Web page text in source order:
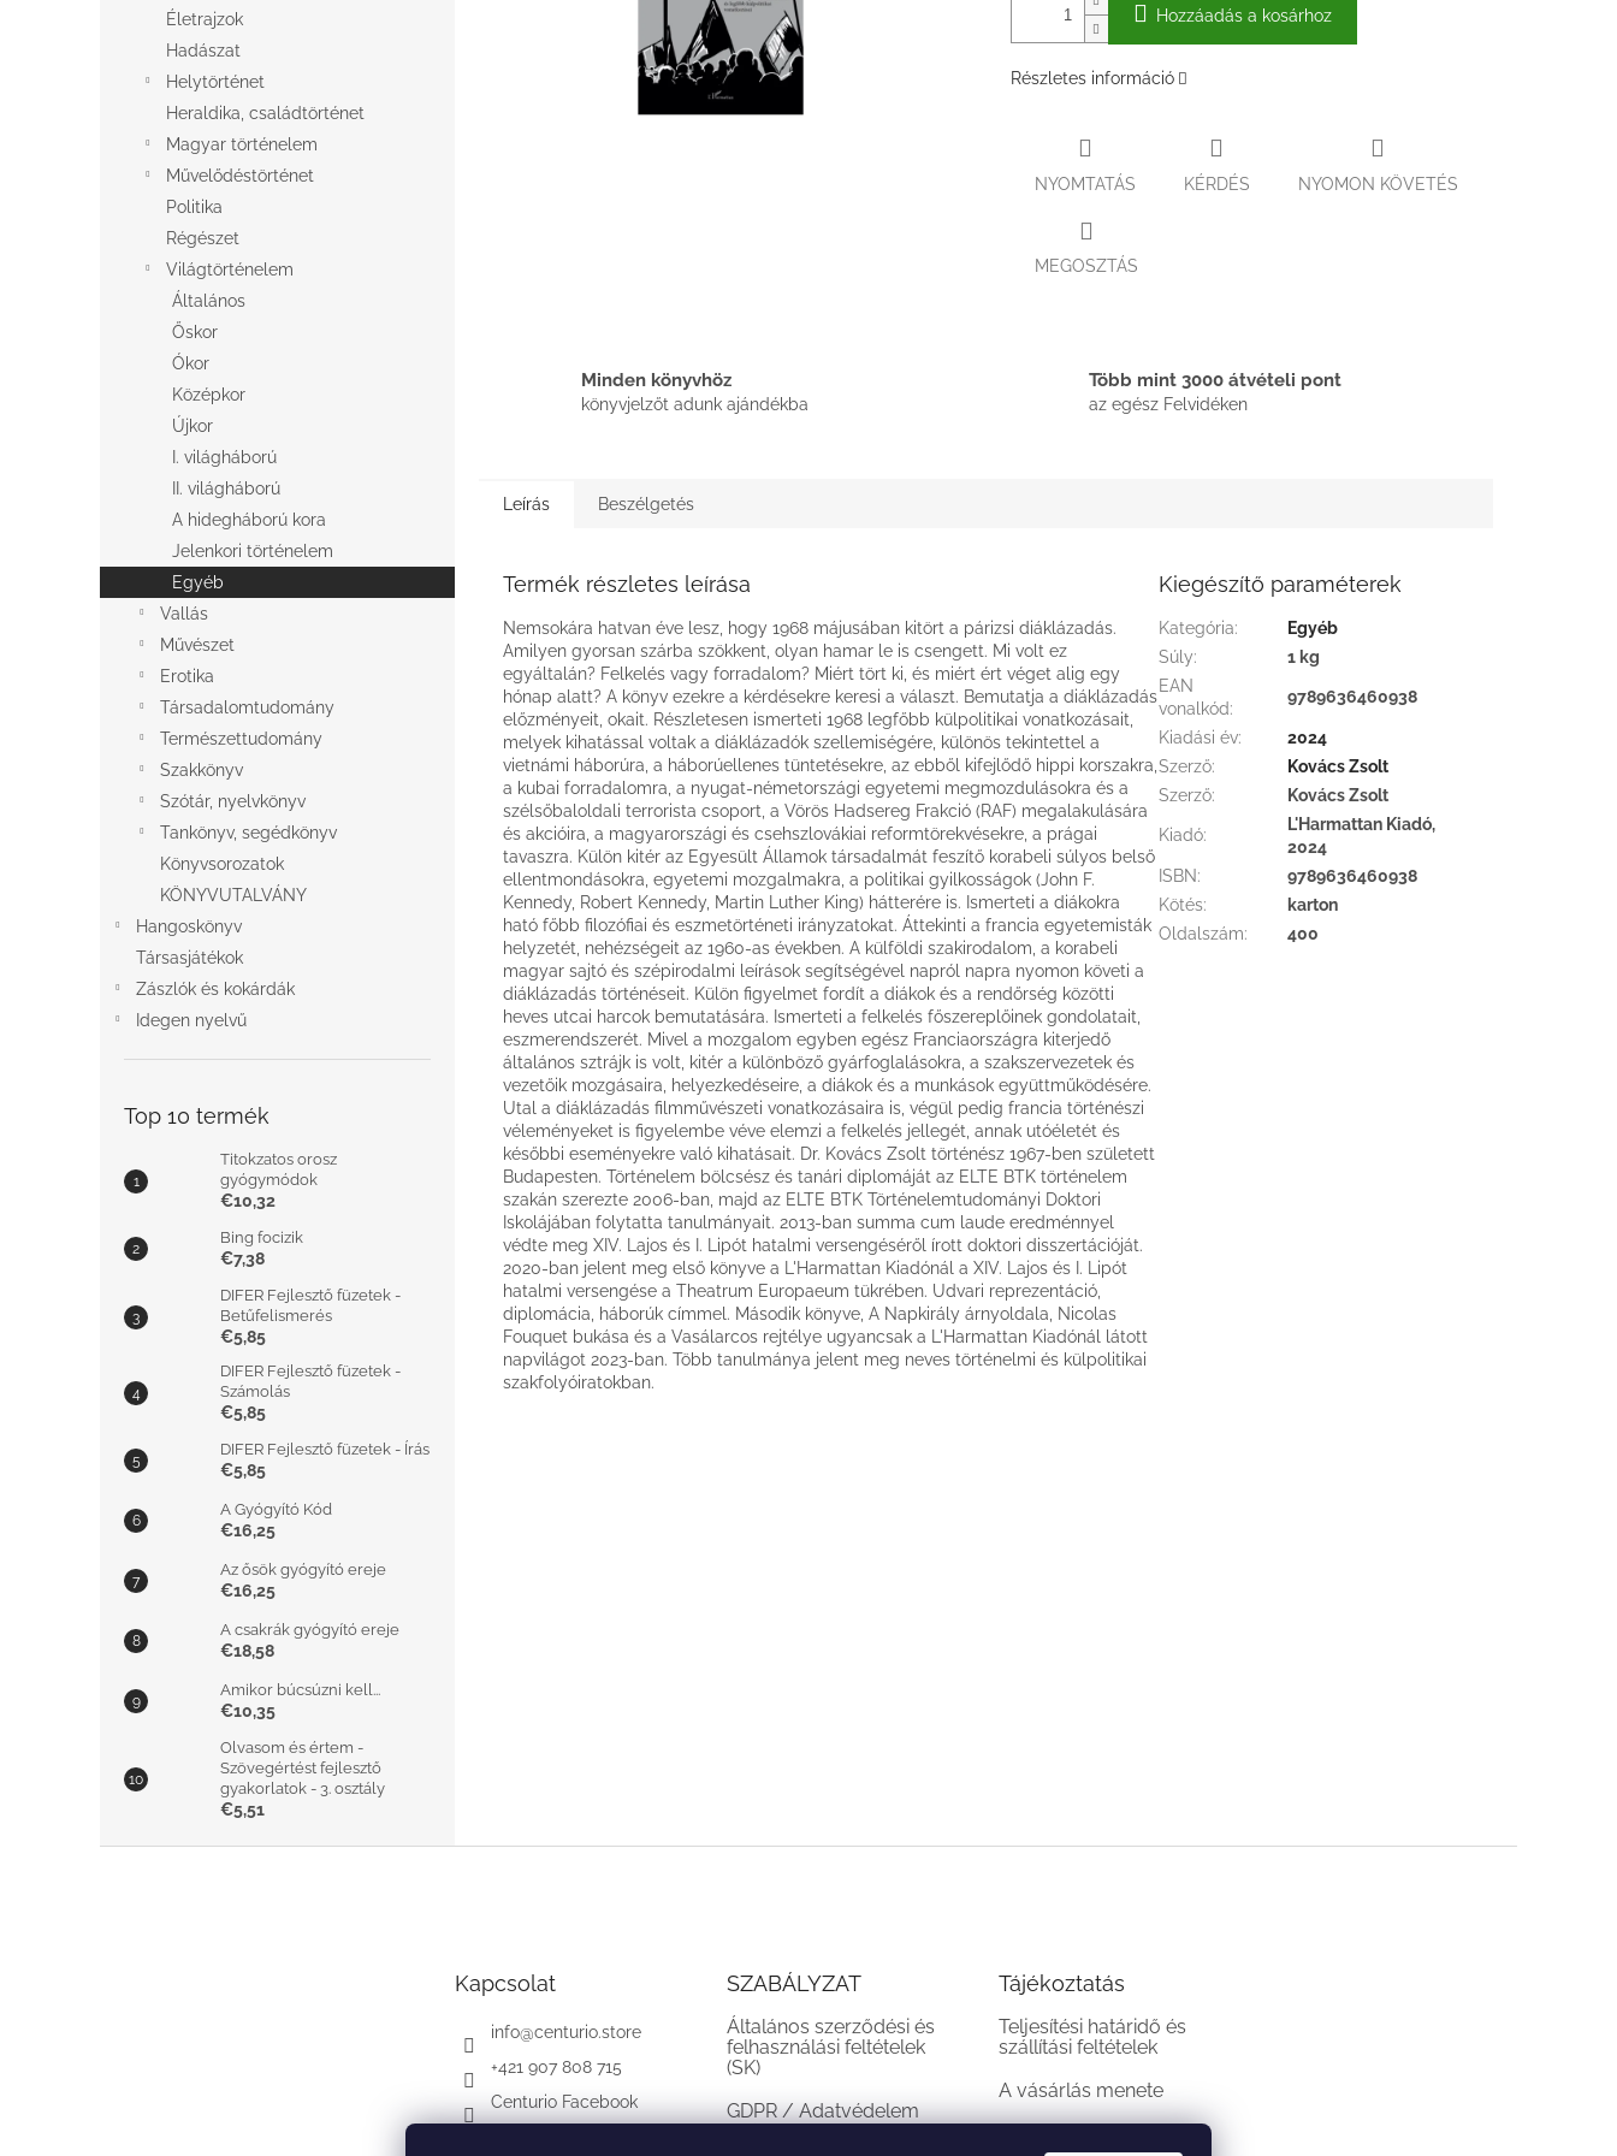
Életrajzok
Hadászat
Helytörténet
Heraldika, családtörténet
Magyar történelem
Művelődéstörténet
Politika
Régészet
Világtörténelem
Általános
Őskor
Ókor
Középkor
Újkor
I. világháború
II. világháború
A hidegháború kora
Jelenkori történelem
Egyéb
Vallás
Művészet
Erotika
Társadalomtudomány
Természettudomány
Szakkönyv
Szótár, nyelvkönyv
Tankönyv, segédkönyv
Könyvsorozatok
KÖNYVUTALVÁNY
Hangoskönyv
Társasjátékok
Zászlók és kokárdák
Idegen nyelvű
Top 10 termék
Titokzatos orosz
gyógymódok
€10,32
Bing focizik
€7,38
DIFER Fejlesztő füzetek -
Betűfelismerés
€5,85
DIFER Fejlesztő füzetek -
Számolás
€5,85
DIFER Fejlesztő füzetek - Írás
€5,85
A Gyógyító Kód
€16,25
Az ősök gyógyító ereje
€16,25
A csakrák gyógyító ereje
€18,58
Amikor búcsúzni kell...
€10,35
Olvasom és értem -
Szövegértést fejlesztő
gyakorlatok - 3. osztály
€5,51
Hozzáadás a kosárhoz
Részletes információ
NYOMTATÁS KÉRDÉS NYOMON KÖVETÉS
MEGOSZTÁS
Minden könyvhöz
könyvjelzőt adunk ajándékba
Több mint 3000 átvételi pont
az egész Felvidéken
Leírás Beszélgetés
Termék részletes leírása
Nemsokára hatvan éve lesz, hogy 1968 májusában kitört a párizsi diáklázadás.
Amilyen gyorsan szárba szökkent, olyan hamar le is csengett. Mi volt ez
egyáltalán? Felkelés vagy forradalom? Miért tört ki, és miért ért véget alig egy
hónap alatt? A könyv ezekre a kérdésekre keresi a választ. Bemutatja a diáklázadás
előzményeit, okait. Részletesen ismerteti 1968 legfőbb külpolitikai vonatkozásait,
melyek kihatással voltak a diáklázadók szellemiségére, különös tekintettel a
vietnámi háborúra, a háborúellenes tüntetésekre, az ebből kifejlődő hippi korszakra,
a kubai forradalomra, a nyugat-németországi egyetemi megmozdulásokra és a
szélsőbaloldali terrorista csoport, a Vörös Hadsereg Frakció (RAF) megalakulására
és akcióira, a magyarországi és csehszlovákiai reformtörekvésekre, a prágai
tavaszra. Külön kitér az Egyesült Államok társadalmát feszítő korabeli súlyos belső
ellentmondásokra, egyetemi mozgalmakra, a politikai gyilkosságok (John F.
Kennedy, Robert Kennedy, Martin Luther King) hátterére is. Ismerteti a diákokra
ható főbb filozófiai és eszmetörténeti irányzatokat. Áttekinti a francia egyetemisták
helyzetét, nehézségeit az 1960-as években. A külföldi szakirodalom, a korabeli
magyar sajtó és szépirodalmi leírások segítségével napról napra nyomon követi a
diáklázadás történéseit. Külön figyelmet fordít a diákok és a rendőrség közötti
heves utcai harcok bemutatására. Ismerteti a felkelés főszereplőinek gondolatait,
eszmerendszerét. Mivel a mozgalom egyben egész Franciaországra kiterjedő
általános sztrájk is volt, kitér a különböző gyárfoglalásokra, a szakszervezetek és
vezetőik mozgásaira, helyezkedéseire, a diákok és a munkások együttműködésére.
Utal a diáklázadás filmművészeti vonatkozásaira is, végül pedig francia történészi
véleményeket is figyelembe véve elemzi a felkelés jellegét, annak utóéletét és
későbbi eseményekre való kihatásait. Dr. Kovács Zsolt történész 1967-ben született
Budapesten. Történelem bölcsész és tanári diplomáját az ELTE BTK történelem
szakán szerezte 2006-ban, majd az ELTE BTK Történelemtudományi Doktori
Iskolájában folytatta tanulmányait. 2013-ban summa cum laude eredménnyel
védte meg XIV. Lajos és I. Lipót hatalmi versengéséről írott doktori disszertációját.
2020-ban jelent meg első könyve a L'Harmattan Kiadónál a XIV. Lajos és I. Lipót
hatalmi versengése a Theatrum Europaeum tükrében. Udvari reprezentáció,
diplomácia, háborúk címmel. Második könyve, A Napkirály árnyoldala, Nicolas
Fouquet bukása és a Vasálarcos rejtélye ugyancsak a L'Harmattan Kiadónál látott
napvilágot 2023-ban. Több tanulmánya jelent meg neves történelmi és külpolitikai
szakfolyóiratokban.
Kiegészítő paraméterek
Kategória:
Egyéb
Súly:
1 kg
EAN
vonalkód:
9789636460938
Kiadási év:
2024
Szerző:
Kovács Zsolt
Szerző: Kovács Zsolt
Kiadó:
L'Harmattan Kiadó,
2024
ISBN:
9789636460938
Kötés:
karton
Oldalszám: 400
Kapcsolat
info@centurio.store
+421 907 808 715
Centurio Facebook
SZABÁLYZAT
Általános szerződési és
felhasználási feltételek
(SK)
GDPR / Adatvédelem
(SK)
Tájékoztatás
Teljesítési határidő és
szállítási feltételek
A vásárlás menete